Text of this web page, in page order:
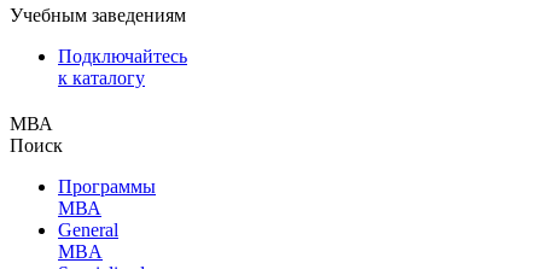
Учебным заведениям
Подключайтесь
к каталогу
МВА
Поиск
Программы
МВА
General
MBA